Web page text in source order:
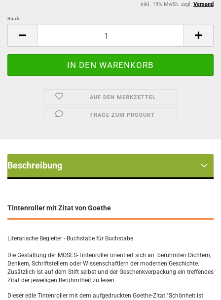
inkl. 19% MwSt. zzgl. Versand
Stück:
AUF DEN MERKZETTEL
FRAGE ZUM PRODUKT
Beschreibung
Tintenroller mit Zitat von Goethe
Literarische Begleiter - Buchstabe für Buchstabe
Die Gestaltung der MOSES-Tintenroller orientiert sich an berühmten Dichtern,
Denkern, Schriftstellern oder Wissenschaftlern der modernen Geschichte.
Zusätzlich ist auf dem Stift selbst und der Geschenkverpackung ein treffendes
Zitat der jeweiligen Berühmtheit zu lesen.
Dieser edle Tintenroller mit dem aufgedruckten Goethe-Zitat "Schönheit ist